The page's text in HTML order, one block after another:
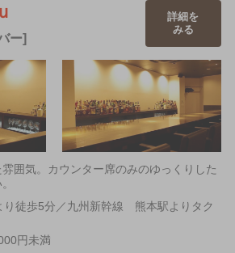
ー]
詳細を
みる
囲気。カウンター席のみのゆっくりした
徒歩5分／九州新幹線 熊本駅よりタク
円未満